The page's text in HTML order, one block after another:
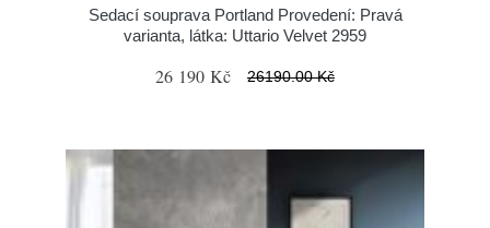
Sedací souprava Portland Provedení: Pravá
varianta, látka: Uttario Velvet 2959
26 190 Kč 26190.00 Kč